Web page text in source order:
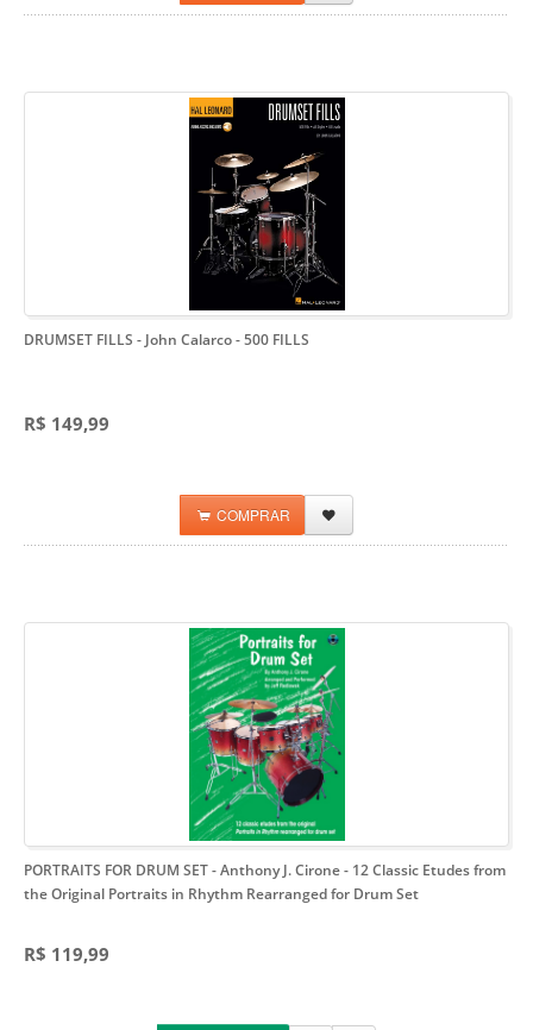
DRUMSET FILLS - John Calarco- 500 FILLS
R$ 149,99
COMPRAR
PORTRAITS FOR DRUM SET - Anthony J. Cirone- 12 Classic Etudes from
the Original Portraits in Rhythm Rearranged for Drum Set
R$ 119,99